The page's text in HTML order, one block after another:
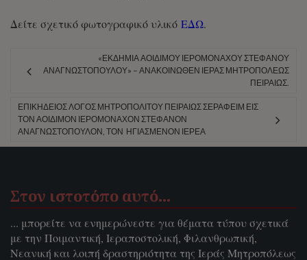
Δείτε σχετικό φωτογραφικό υλικό ΕΔΩ.
«ΕΚΔΗΜΙΑ ΑΟΙΔΙΜΟΥ ΙΕΡΟΜΟΝΑΧΟΥ ΣΤΕΦΑΝΟΥ
ΑΝΑΓΝΩΣΤΟΠΟΥΛΟΥ» – ΑΝΑΚΟΙΝΩΘΈΝ ΙΕΡΆΣ ΜΗΤΡΟΠΌΛΕΩΣ
ΠΕΙΡΑΙΏΣ.
ΕΠΙΚΗΔΕΙΟΣ ΛΟΓΟΣ ΜΗΤΡΟΠΟΛΙΤΟΥ ΠΕΙΡΑΙΩΣ ΣΕΡΑΦΕΙΜ ΕΙΣ
ΤΟΝ ΑΟΙΔΙΜΟΝ ΙΕΡΟΜΟΝΑΧΟΝ ΣΤΕΦΑΝΟΝ
ΑΝΑΓΝΩΣΤΟΠΟΥΛΟΝ, ΤΟΝ ΗΓΙΑΣΜΕΝΟΝ ΙΕΡΕΑ
Στον ιστοτόπο αυτό…
... μπορείτε να ενημερώνεστε για θέματα τύπου σχετικά
με την Ποιμαντική, Ιεραποστολική, Φιλανθρωπική,
Νεανική και λοιπή δραστηριότητα της Ιεράς Μητροπόλεως